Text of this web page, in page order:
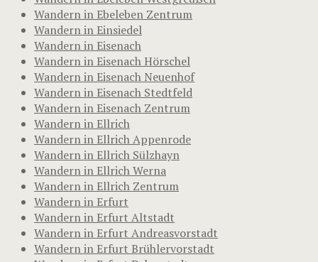
Wandern in Ebeleben Zentrum
Wandern in Einsiedel
Wandern in Eisenach
Wandern in Eisenach Hörschel
Wandern in Eisenach Neuenhof
Wandern in Eisenach Stedtfeld
Wandern in Eisenach Zentrum
Wandern in Ellrich
Wandern in Ellrich Appenrode
Wandern in Ellrich Sülzhayn
Wandern in Ellrich Werna
Wandern in Ellrich Zentrum
Wandern in Erfurt
Wandern in Erfurt Altstadt
Wandern in Erfurt Andreasvorstadt
Wandern in Erfurt Brühlervorstadt